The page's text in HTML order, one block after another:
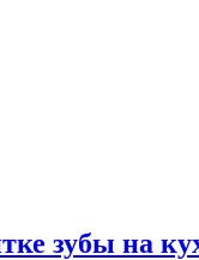
зубы на